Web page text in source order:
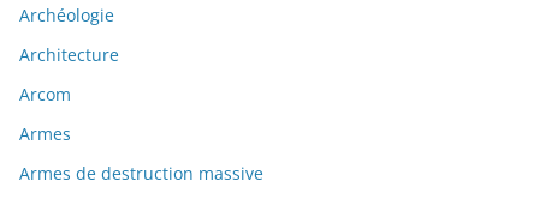
Archéologie
Architecture
Arcom
Armes
Armes de destruction massive